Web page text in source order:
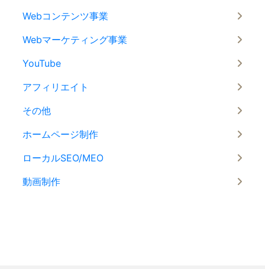
Webコンテンツ事業
Webマーケティング事業
YouTube
アフィリエイト
その他
ホームページ制作
ローカルSEO/MEO
動画制作